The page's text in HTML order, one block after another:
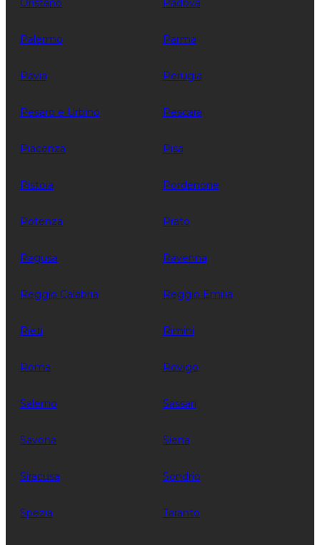
Oristano Padova
Palermo Parma
Pavia Perugia
Pesaro e Urbino Pescara
Piacenza Pisa
Pistoia Pordenone
Potenza Prato
Ragusa Ravenna
Reggio Calabria Reggio Emilia
Rieti Rimini
Roma Rovigo
Salerno Sassari
Savona Siena
Siracusa Sondrio
Spezia Taranto